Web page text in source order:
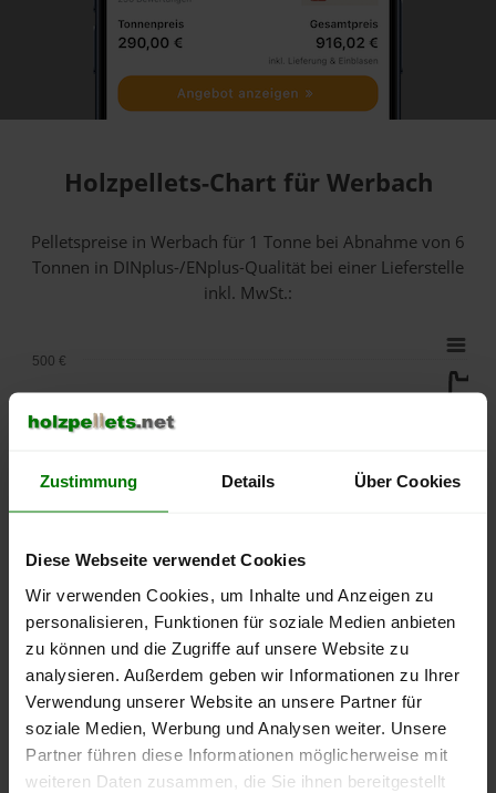
Zustimmung Details Über Cookies
Diese Webseite verwendet Cookies
Wir verwenden Cookies, um Inhalte und Anzeigen zu
personalisieren, Funktionen für soziale Medien anbieten
zu können und die Zugriffe auf unsere Website zu
analysieren. Außerdem geben wir Informationen zu Ihrer
Verwendung unserer Website an unsere Partner für
soziale Medien, Werbung und Analysen weiter. Unsere
Partner führen diese Informationen möglicherweise mit
weiteren Daten zusammen, die Sie ihnen bereitgestellt
Holzpellets-Chart für Werbach
Pelletspreise in Werbach für 1 Tonne bei Abnahmevon 6
Tonnen in DINplus-/ENplus-Qualität bei einer Lieferstelle
inkl. MwSt.:
lose Ware Sackware
September
2025
Januar
2026
Mai
2026
250 €
300 €
400 €
450 €
500 €
Die aktuelle Preisentwicklung für Holzpellets in Deutschland